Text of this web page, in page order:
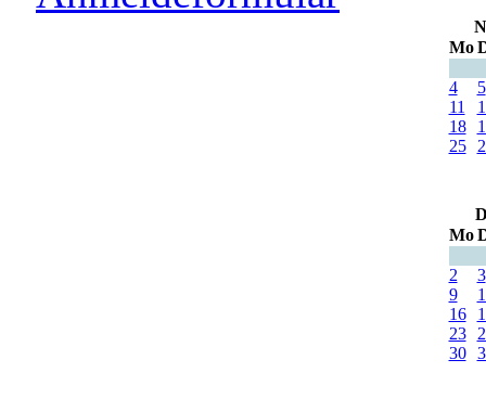
Mo
4
5
11
18
25
Mo
2
3
9
16
23
30